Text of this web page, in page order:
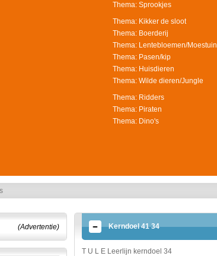
Thema: Sprookjes
Thema: Kikker de sloot
Thema: Boerderij
Thema: Lentebloemen/Moestuin
Thema: Pasen/kip
Thema: Huisdieren
Thema: Wilde dieren/Jungle
Thema: Ridders
Thema: Piraten
Thema: Dino's
(Advertentie) Kerndoel 41 34
T U L E Leerlijn kerndoel 34